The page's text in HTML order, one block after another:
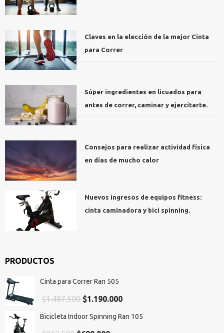
Claves en la elección de la mejor Cinta
para Correr
Súper ingredientes en licuados para
antes de correr, caminar y ejercitarte.
Consejos para realizar actividad física
en días de mucho calor
Nuevos ingresos de equipos fitness:
cinta caminadora y bici spinning.
PRODUCTOS
Cinta para Correr Ran 505
$1.487.500 El
precio
$1.190.000El
precio
Bicicleta Indoor Spinning Ran 105